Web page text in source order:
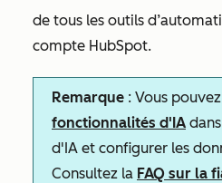
de tous les outils
compte HubSpot.
Remarque : Vous pouvez
fonctionnalités d'IA
d'IA et configurer les
Consultez la FAQ sur la